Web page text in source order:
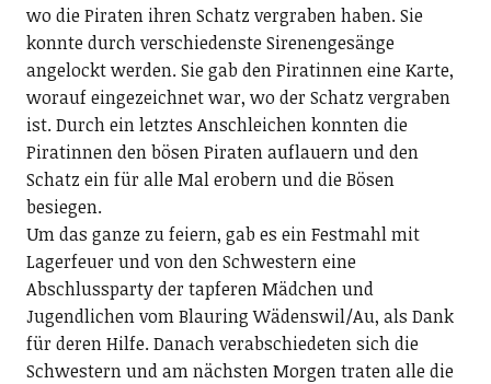
wo die Piraten ihren Schatz vergraben haben. Sie
konnte durch verschiedenste Sirenengesänge
angelockt werden. Sie gab den Piratinnen eine Karte,
worauf eingezeichnet war, wo der Schatz vergraben
ist. Durch ein letztes Anschleichen konnten die
Piratinnen den bösen Piraten auflauern und den
Schatz ein für alle Mal erobern und die Bösen
besiegen.
Um das ganze zu feiern, gab es ein Festmahl mit
Lagerfeuer und von den Schwestern eine
Abschlussparty der tapferen Mädchen und
Jugendlichen vom Blauring Wädenswil/Au, als Dank
für deren Hilfe. Danach verabschiedeten sich die
Schwestern und am nächsten Morgen traten alle die